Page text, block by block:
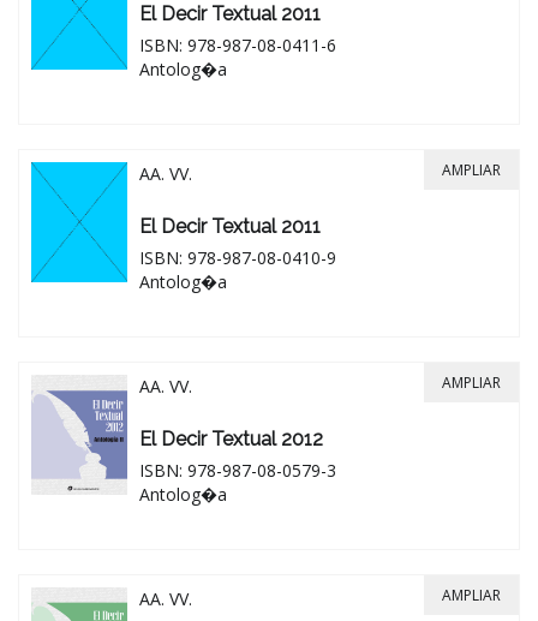
El Decir Textual 2011
ISBN: 978-987-08-0411-6
Antolog�a
AA. VV.
El Decir Textual 2011
ISBN: 978-987-08-0410-9
Antolog�a
AMPLIAR
AA. VV.
El Decir Textual 2012
ISBN: 978-987-08-0579-3
Antolog�a
AMPLIAR
AA. VV. AMPLIAR